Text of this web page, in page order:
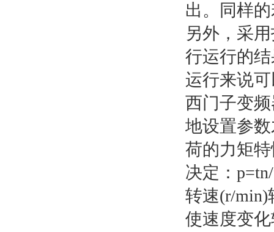
出。同样
另外，采
行运行的
运行来说
西门子变
地设置参
荷的力矩
决定：
转速(r/min)
使速度变